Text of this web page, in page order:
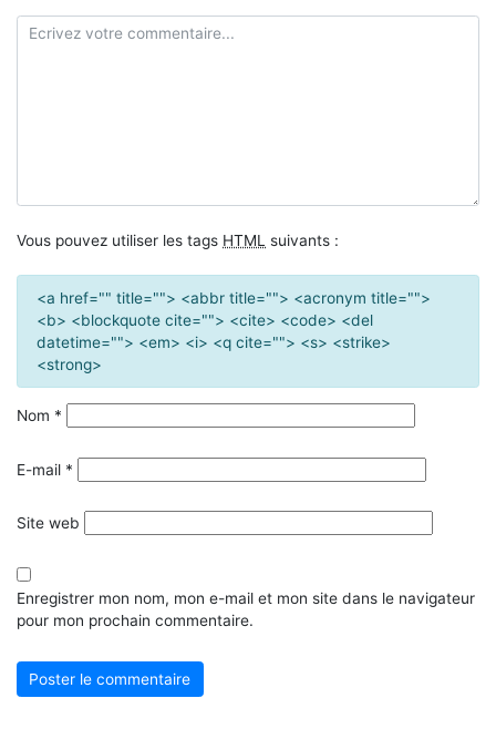
Vous pouvez utiliser les tags HTML suivants :
<a href="" title=""> <abbr title=""> <acronym title="">
<b> <blockquote cite=""> <cite> <code> <del
datetime=""> <em> <i> <q cite=""> <s> <strike>
<strong>
Nom *
E-mail *
Site web
Enregistrer mon nom, mon e-mail et mon site dans le navigateur
pour mon prochain commentaire.